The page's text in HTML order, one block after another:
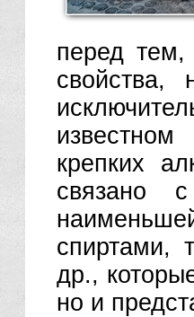
перед тем,
свойства,
крепких
связано
спиртами,
др.,
но и